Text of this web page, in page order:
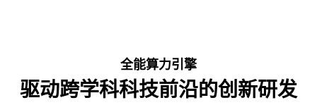
全能算力引擎
驱动跨学科科技前沿的创新研发